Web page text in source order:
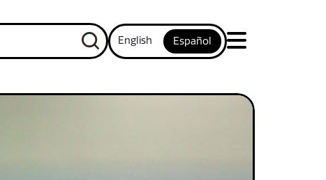
English Español